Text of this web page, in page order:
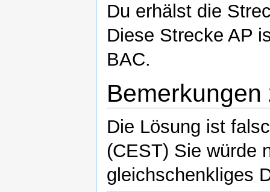
Du erhälst die
Diese Strecke AP
BAC.
Die Lösung ist
(CEST) Sie würde
gleichschenkliges